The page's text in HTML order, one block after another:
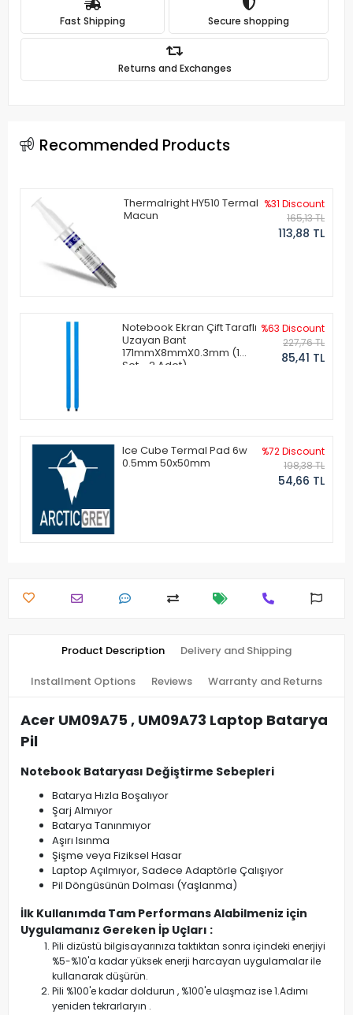
Fast Shipping Secure shopping
Returns and Exchanges
Recommended Products
Thermalright HY510 Termal
Macun
%31 Discount
165,13 TL
113,88 TL
Notebook Ekran Çift Taraflı
Uzayan Bant
171mmX8mmX0.3mm (1
Set - 2 Adet)
%63 Discount
227,76 TL
85,41 TL
Ice Cube Termal Pad 6w
0.5mm 50x50mm
%72 Discount
198,38 TL
54,66 TL
Product Description Delivery and Shipping
Installment Options Reviews Warranty and Returns
Acer UM09A75 , UM09A73 Laptop Batarya
Pil
Notebook Bataryası Değiştirme Sebepleri
Batarya Hızla Boşalıyor
Şarj Almıyor
Batarya Tanınmıyor
Aşırı Isınma
Şişme veya Fiziksel Hasar
Laptop Açılmıyor, Sadece Adaptörle Çalışıyor
Pil Döngüsünün Dolması (Yaşlanma)
İlk Kullanımda Tam Performans Alabilmeniz için
Uygulamanız Gereken İp Uçları :
Pili dizüstü bilgisayarınıza taktıktan sonra içindeki enerjiyi
%5-%10'a kadar yüksek enerji harcayan uygulamalar ile
kullanarak düşürün.
Pili %100'e kadar doldurun , %100'e ulaşmaz ise 1.Adımı
yeniden tekrarlaryın .